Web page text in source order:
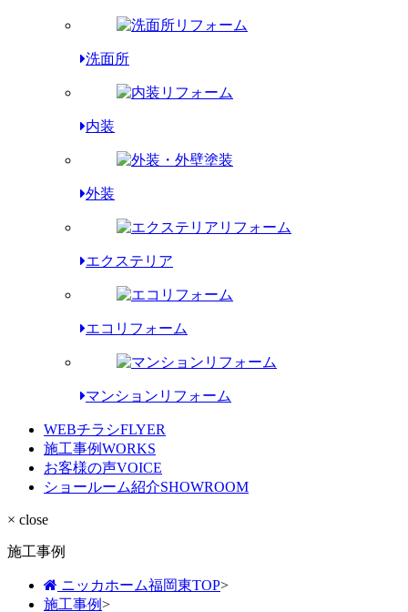
洗面所
内装
外装
エクステリア
エコリフォーム
マンションリフォーム
WEBチラシFLYER
施工事例WORKS
お客様の声VOICE
ショールーム紹介SHOWROOM
× close
施工事例
ニッカホーム福岡東TOP>
施工事例>